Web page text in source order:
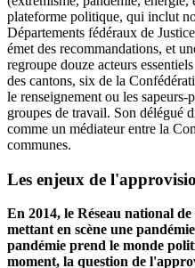
plateforme politique, qui inclut
Départements fédéraux de
émet des recommandations, et
regroupe douze acteurs
des cantons, six de la
le renseignement ou les
groupes de travail. Son délégué
comme un médiateur entre la
communes.
Les enjeux de
En 2014, le Réseau national
mettant en scène une
pandémie prend le monde
moment, la question de